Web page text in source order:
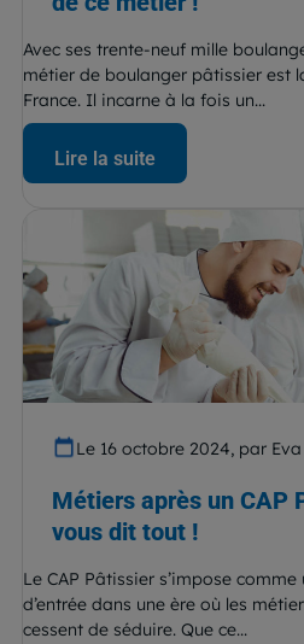
Avec ses trente-neuf mille
métier de boulanger pâtissier est
France. Il incarne à la fois un...
Lire la suite
Le 16 octobre 2024, par Eva
Métiers après un CAP
vous dit tout !
Le CAP Pâtissier s’impose
d’entrée dans une ère où les
cessent de séduire. Que ce...